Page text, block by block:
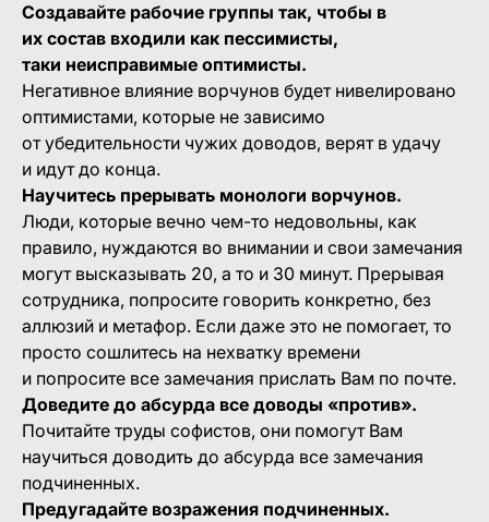
Создавайте рабочие группы так, чтобы в
их состав входили как пессимисты,
таки неисправимые оптимисты.
Негативное влияние ворчунов будет нивелировано
оптимистами, которые не зависимо
от убедительности чужих доводов, верят в удачу
и идут до конца.
Научитесь прерывать монологи ворчунов.
Люди, которые вечно чем-то недовольны, как
правило, нуждаются во внимании и свои замечания
могут высказывать 20, а то и 30 минут. Прерывая
сотрудника, попросите говорить конкретно, без
аллюзий и метафор. Если даже это не помогает, то
просто сошлитесь на нехватку времени
и попросите все замечания прислать Вам по почте.
Доведите до абсурда все доводы «против».
Почитайте труды софистов, они помогут Вам
научиться доводить до абсурда все замечания
подчиненных.
Предугадайте возражения подчиненных.